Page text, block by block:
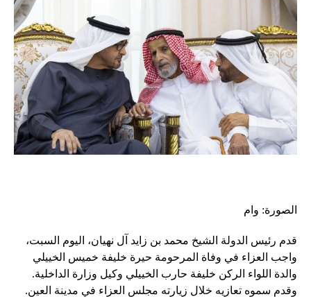
الصورة: وام
قدم رئيس الدولة الشيخ محمد بن زايد آل نهيان، اليوم السبت،
واجب العزاء في وفاة المرحومة حيرة خليفة خميس الخييلي
والدة اللواء الركن خليفة حارب الخييلي وكيل وزارة الداخلية.
وقدم سموه تعازيه خلال زيارته مجلس العزاء في مدينة العين.